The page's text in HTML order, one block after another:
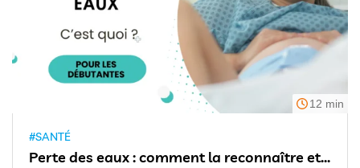
12 min
#SANTÉ
Perte des eaux : comment la reconnaître et...